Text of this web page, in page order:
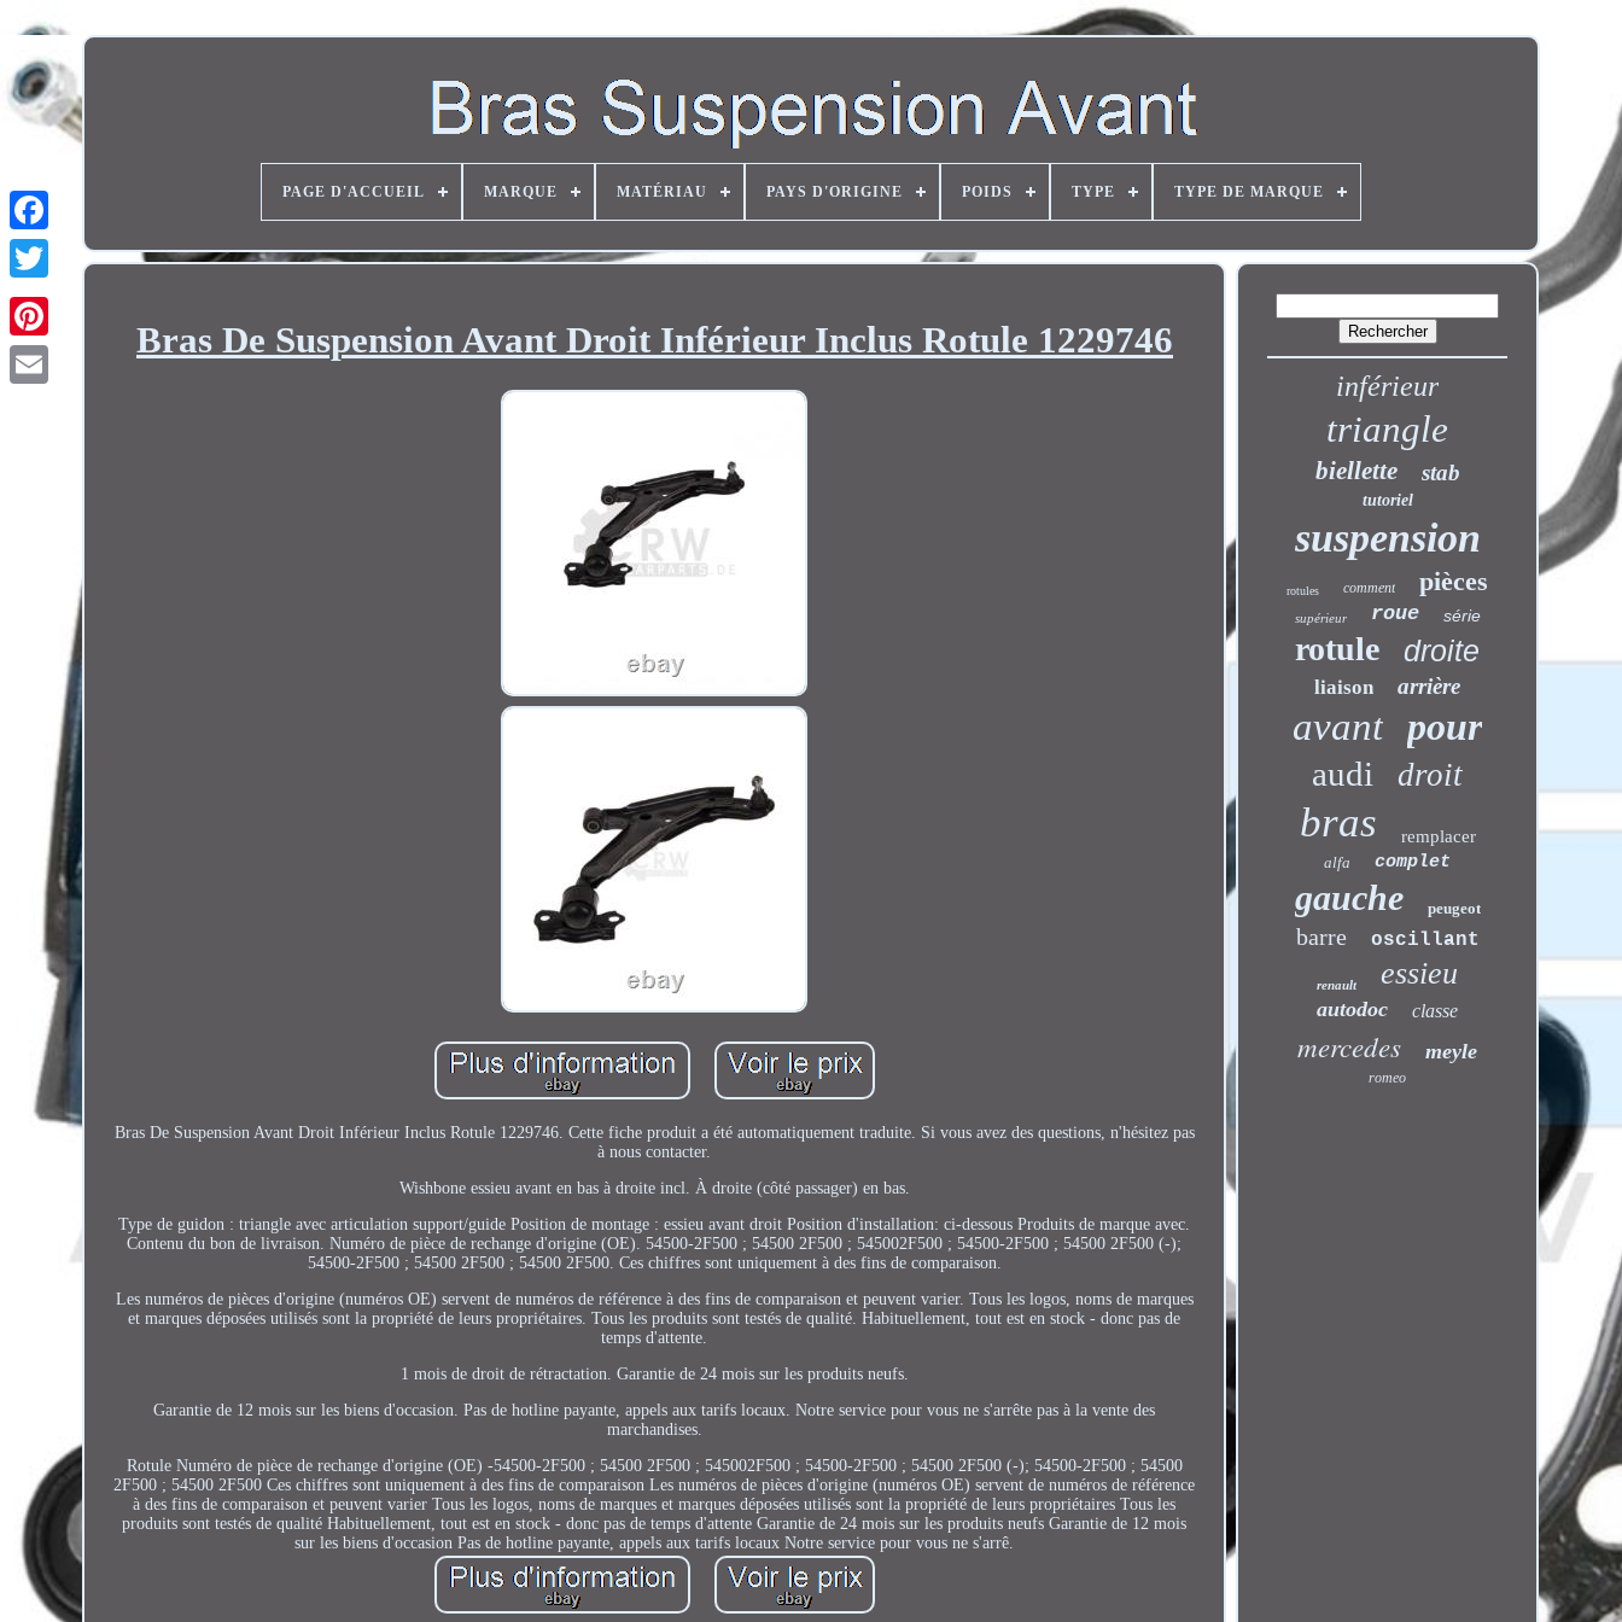
Twitter
PAGE D'ACCUEIL MARQUE MATÉRIAU PAYS D'ORIGINE POIDS TYPE TYPE DE MARQUE
Bras De Suspension Avant Droit Inférieur Inclus Rotule 1229746
Bras De Suspension Avant Droit Inférieur Inclus Rotule 1229746. Cette fiche produit a été automatiquement traduite. Si vous avez des questions, n'hésitez pas
à nous contacter.
Wishbone essieu avant en bas à droite incl. À droite (côté passager) en bas.
Type de guidon : triangle avec articulation support/guide Position de montage : essieu avant droit Position d'installation: ci-dessous Produits de marque avec.
Contenu du bon de livraison. Numéro de pièce de rechange d'origine (OE). 54500-2F500 ; 54500 2F500 ; 545002F500 ; 54500-2F500 ; 54500 2F500 (-);
54500-2F500 ; 54500 2F500 ; 54500 2F500. Ces chiffres sont uniquement à des fins de comparaison.
Les numéros de pièces d'origine (numéros OE) servent de numéros de référence à des fins de comparaison et peuvent varier. Tous les logos, noms de marques
et marques déposées utilisés sont la propriété de leurs propriétaires. Tous les produits sont testés de qualité. Habituellement, tout est en stock - donc pas de
temps d'attente.
1 mois de droit de rétractation. Garantie de 24 mois sur les produits neufs.
Garantie de 12 mois sur les biens d'occasion. Pas de hotline payante, appels aux tarifs locaux. Notre service pour vous ne s'arrête pas à la vente des
marchandises.
Rotule Numéro de pièce de rechange d'origine (OE) -54500-2F500 ; 54500 2F500 ; 545002F500 ; 54500-2F500 ; 54500 2F500 (-); 54500-2F500 ; 54500
2F500 ; 54500 2F500 Ces chiffres sont uniquement à des fins de comparaison Les numéros de pièces d'origine (numéros OE) servent de numéros de référence
à des fins de comparaison et peuvent varier Tous les logos, noms de marques et marques déposées utilisés sont la propriété de leurs propriétaires Tous les
produits sont testés de qualité Habituellement, tout est en stock - donc pas de temps d'attente Garantie de 24 mois sur les produits neufs Garantie de 12 mois
sur les biens d'occasion Pas de hotline payante, appels aux tarifs locaux Notre service pour vous ne s'arrê.
inférieur
triangle
biellette stab
tutoriel
suspension
rotules comment pièces
supérieur roue série
rotule droite
liaison arrière
avant pour
audi droit
bras remplacer
alfa complet
gauche peugeot
barre oscillant
renault essieu
autodoc classe
mercedes meyle
romeo